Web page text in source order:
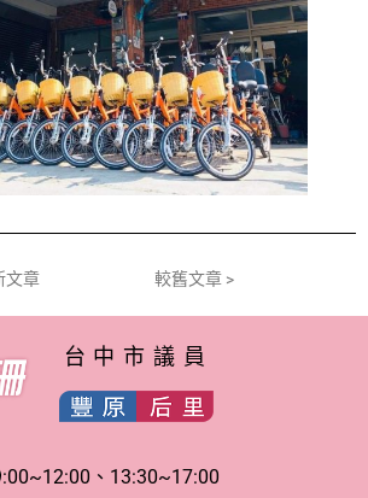
文章 較舊文章 >
台中市議員
、13:30~17:00